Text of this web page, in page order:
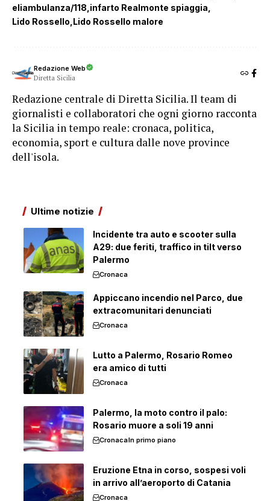
eliambulanza/118 infarto Realmonte spiaggia
Lido Rossello Lido Rossello malore
Redazione Web
Diretta Sicilia
Redazione centrale di Diretta Sicilia. Il team di
giornalisti e collaboratori che ogni giorno racconta
la Sicilia in tempo reale: cronaca, politica,
economia, sport e cultura dalle nove province
dell'isola.
Ultime notizie
Incidente tra auto e scooter sulla
A29: due feriti, traffico in tilt verso
Palermo
Cronaca
Appiccano incendio nel Parco, due
extracomunitari denunciati
Cronaca
Lutto a Palermo, Rosario Romeo
era amico di tutti
Cronaca
Palermo, la moto contro il palo:
Rosario muore a soli 19 anni
CronacaIn primo piano
Eruzione Etna in corso, sospesi voli
in arrivo all’aeroporto di Catania
Cronaca